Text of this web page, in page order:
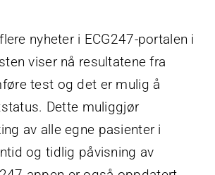
nyheter i ECG247-portalen i
viser nå resultatene fra
test og det er mulig å
Dette muliggjør
av alle egne pasienter i
og tidlig påvisning av